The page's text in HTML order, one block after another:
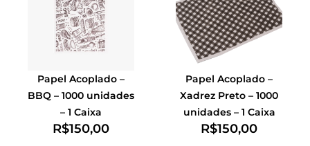
Papel Acoplado –
BBQ – 1000 unidades
– 1 Caixa
R$150,00
Papel Acoplado –
Xadrez Preto – 1000
unidades – 1 Caixa
R$150,00